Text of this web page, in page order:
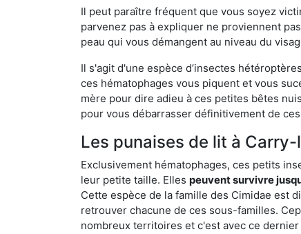
Il peut paraître fréquent que vous soyez
parvenez pas à expliquer ne proviennent
peau qui vous démangent au niveau du
Il s'agit d'une espèce d’insectes
ces hématophages vous piquent et vous
mère pour dire adieu à ces petites bêtes
pour vous débarrasser définitivement de
Les punaises de lit à
Exclusivement hématophages, ces petits
leur petite taille. Elles peuvent survivre
Cette espèce de la famille des Cimidae est
retrouver chacune de ces sous-familles.
nombreux territoires et c'est avec ce